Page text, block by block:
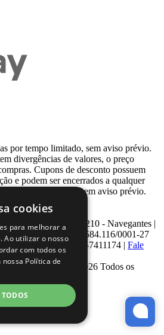
por tempo limitado, sem aviso prévio.
divergências de valores, o preço
Cupons de desconto possuem
e podem ser encerrados a qualquer
disponibilidade e sem aviso prévio.
Venezuela, Nº 210 - Navegantes |
220 CNPJ: 08.584.116/0001-27
| Telefone: 0800-7411174 | Fale
parcial | © 2007 - 2026 Todos os
cookies
para melhorar a
Ao utilizar o nosso
com todos os
Política de